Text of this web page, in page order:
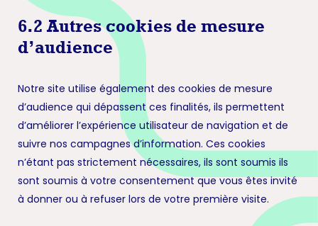
6.2 Autres cookies de mesure
d’audience
Notre site utilise également des cookies de mesure
d’audience qui dépassent ces finalités, ils permettent
d’améliorer l’expérience utilisateur de navigation et de
suivre nos campagnes d’information. Ces cookies
n’étant pas strictement nécessaires, ils sont soumis ils
sont soumis à votre consentement que vous êtes invité
à donner ou à refuser lors de votre première visite.